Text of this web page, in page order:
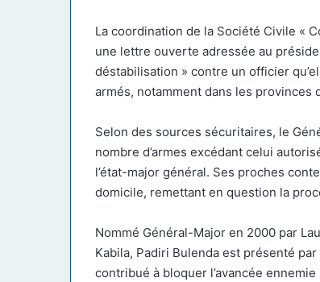
La coordination de la Société Civile «
une lettre ouverte adressée au
déstabilisation » contre un officier
armés, notamment dans les provinces
Selon des sources sécuritaires, le
nombre d’armes excédant celui
l’état-major général. Ses proches
domicile, remettant en question la
Nommé Général-Major en 2000 par
Kabila, Padiri Bulenda est présenté
contribué à bloquer l’avancée